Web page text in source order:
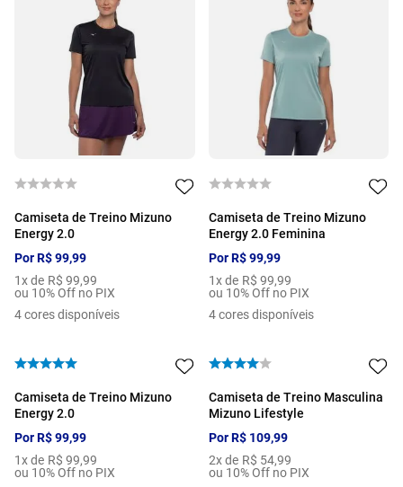
Camiseta de Treino Mizuno
Energy 2.0
PorR$99,99
1x de R$ 99,99
ou 10% Off no PIX
4cores disponíveis
Camiseta de Treino Mizuno
Energy 2.0 Feminina
PorR$ 99,99
1x de R$ 99,99
ou 10% Off no PIX
4 cores disponíveis
Camiseta de Treino Mizuno
Energy 2.0
PorR$99,99
1x de R$ 99,99
ou 10% Off no PIX
Camiseta de Treino Masculina
Mizuno Lifestyle
PorR$ 109,99
2x de R$ 54,99
ou 10% Off no PIX